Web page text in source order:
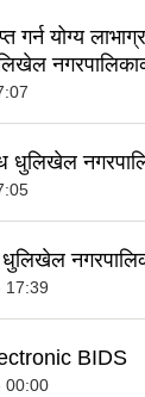
गर्न योग्य
धुलिखेल
17:39
BIDS
00:00